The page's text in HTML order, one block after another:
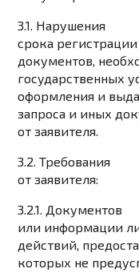
3.1. Нарушения
срока
документов,
государственных
оформления и
запроса и иных
от заявителя.
3.2. Требования
от заявителя:
3.2.1. Документов
или информации
действий,
которых не